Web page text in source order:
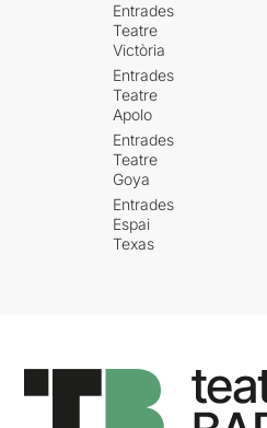
Entrades
Teatre
Victòria
Entrades
Teatre
Apolo
Entrades
Teatre
Goya
Entrades
Espai
Texas